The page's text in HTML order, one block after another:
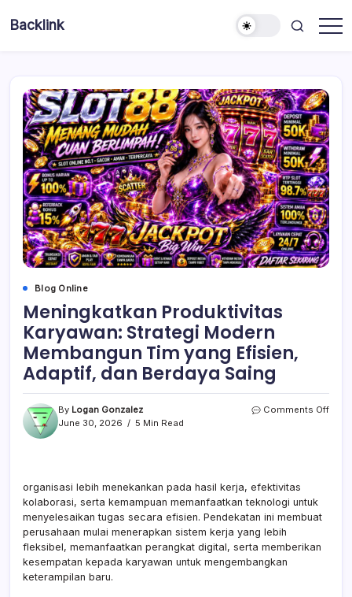
Backlink
Blog Online
Meningkatkan Produktivitas
Karyawan: Strategi Modern
Membangun Tim yang Efisien,
Adaptif, dan Berdaya Saing
By Logan Gonzalez
June 30, 2026
5 Min Read
Comments Offon
organisasi lebih menekankan pada hasil kerja, efektivitas
kolaborasi, serta kemampuan memanfaatkan teknologi untuk
menyelesaikan tugas secara efisien. Pendekatan ini membuat
perusahaan mulai menerapkan sistem kerja yang lebih
fleksibel, memanfaatkan perangkat digital, serta memberikan
kesempatan kepada karyawan untuk mengembangkan
keterampilan baru.